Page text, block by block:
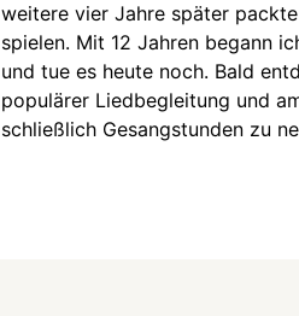
weitere vier Jahre später
spielen. Mit 12 Jahren begann
und tue es heute noch. Bald
populärer Liedbegleitung und
schließlich Gesangstunden zu